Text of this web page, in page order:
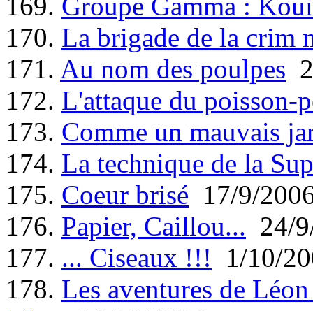
170. La brigade de la crim
171. Au nom des poulpes
172. L'attaque du poisson-
173. Comme un mauvais
174. La technique de la
175. Coeur brisé 17/9/
176. Papier, Caillou... 24/
177. ... Ciseaux !!! 1/10/
178. Les aventures de